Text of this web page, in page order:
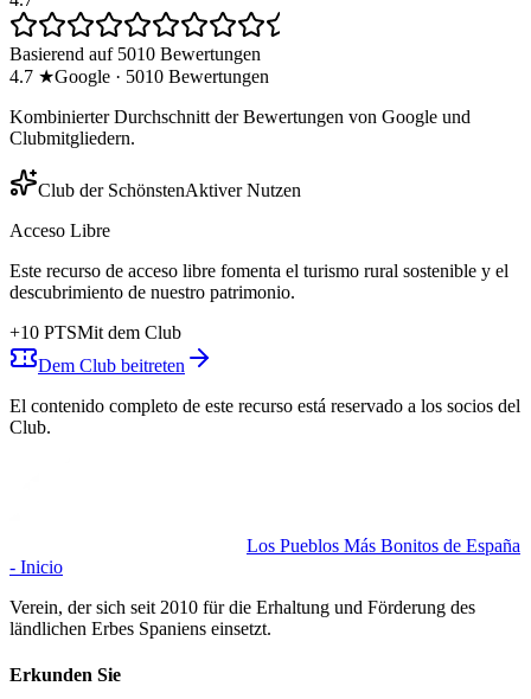
Basierend auf 5010 Bewertungen
4.7 ★Google · 5010 Bewertungen
Kombinierter Durchschnitt der Bewertungen von Google und
Clubmitgliedern.
Club der SchönstenAktiver Nutzen
Acceso Libre
Este recurso de acceso libre fomenta el turismo rural sostenible y el
descubrimiento de nuestro patrimonio.
+10 PTSMit dem Club
Dem Club beitreten
El contenido completo de este recurso está reservado a los socios del
Club.
Los Pueblos Más Bonitos de España
- Inicio
Verein, der sich seit 2010 für die Erhaltung und Förderung des
ländlichen Erbes Spaniens einsetzt.
Erkunden Sie